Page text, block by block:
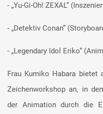
- „Yu-Gi-Oh! ZEXAL“
- „Detektiv Conan“
- „Legendary Idol Eriko“
Frau Kumiko Habara bietet
Zeichenworkshop an, in
der Animation durch die